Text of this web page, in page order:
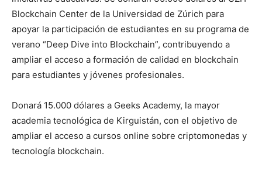
Blockchain Center de la Universidad de Zúrich para
apoyar la participación de estudiantes en su programa de
verano “Deep Dive into Blockchain”, contribuyendo a
ampliar el acceso a formación de calidad en blockchain
para estudiantes y jóvenes profesionales.
Donará 15.000 dólares a Geeks Academy, la mayor
academia tecnológica de Kirguistán, con el objetivo de
ampliar el acceso a cursos online sobre criptomonedas y
tecnología blockchain.